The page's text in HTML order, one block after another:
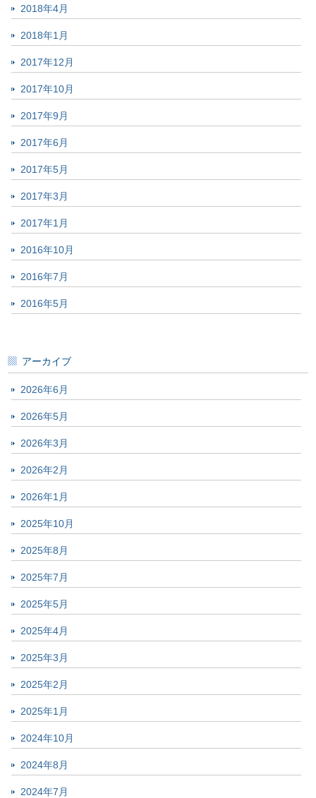
2018年4月
2018年1月
2017年12月
2017年10月
2017年9月
2017年6月
2017年5月
2017年3月
2017年1月
2016年10月
2016年7月
2016年5月
アーカイブ
2026年6月
2026年5月
2026年3月
2026年2月
2026年1月
2025年10月
2025年8月
2025年7月
2025年5月
2025年4月
2025年3月
2025年2月
2025年1月
2024年10月
2024年8月
2024年7月